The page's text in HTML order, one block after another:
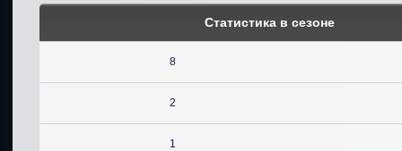
Статистика в сезоне
8
2
1